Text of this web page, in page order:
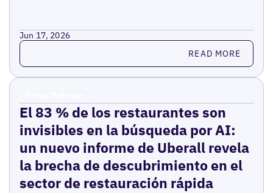
Jun 17, 2026
Read more READ MORE
El 83 % de los restaurantes son
invisibles en la búsqueda por AI:
un nuevo informe de Uberall revela
la brecha de descubrimiento en el
sector de restauración rápida